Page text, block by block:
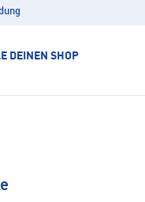
DEINEN SHOP